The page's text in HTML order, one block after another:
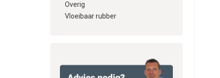
Overig
Vloeibaar rubber
echter
laat